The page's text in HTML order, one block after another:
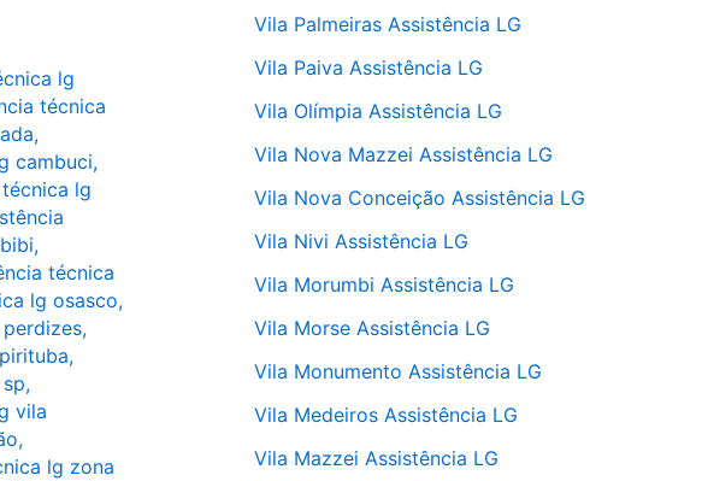
lg
técnica
,
cambuci,
lg
,
técnica
lg osasco,
,
,
,
vila
,
lg zona
Vila Palmeiras Assistência LG
Vila Paiva Assistência LG
Vila Olímpia Assistência LG
Vila Nova Mazzei Assistência LG
Vila Nova Conceição Assistência LG
Vila Nivi Assistência LG
Vila Morumbi Assistência LG
Vila Morse Assistência LG
Vila Monumento Assistência LG
Vila Medeiros Assistência LG
Vila Mazzei Assistência LG